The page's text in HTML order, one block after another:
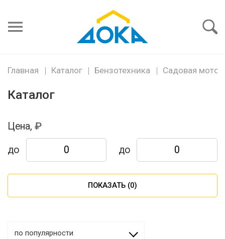
пароль
Главная Каталог Бензотехника Садовая мото
Каталог
Цена,
до до
ПОКАЗАТЬ (0)
по популярности